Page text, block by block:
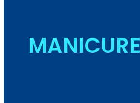
MANICURE